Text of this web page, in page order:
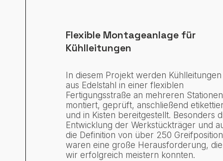
Flexible Montageanlage für
Kühlleitungen
In diesem Projekt werden Kühlleitungen
aus Edelstahl in einer flexiblen
Fertigungsstraße an mehreren Stationen
montiert, geprüft, anschließend
und in Kisten bereitgestellt. Besonders
Entwicklung der Werkstückträger und
die Definition von über 250
waren eine große Herausforderung, die
wir erfolgreich meistern konnten.